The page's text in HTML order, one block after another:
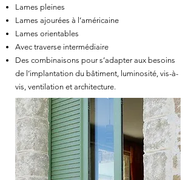
Lames pleines
Lames ajourées à l’américaine
Lames orientables
Avec traverse intermédiaire
Des combinaisons pour s’adapter aux besoins
de l’implantation du bâtiment, luminosité, vis-à-
vis, ventilation et architecture.